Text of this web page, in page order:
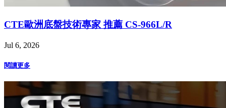
CTE歐洲底盤技術專家 推薦 CS-966L/R
Jul 6, 2026
閱讀更多